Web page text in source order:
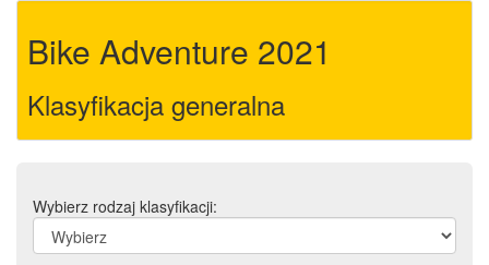
Bike Adventure 2021
Klasyfikacja generalna
Wybierz rodzaj klasyfikacji: